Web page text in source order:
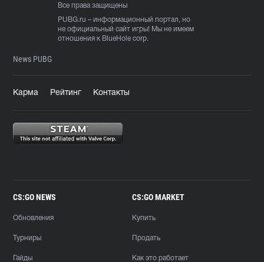
Все права защищены
PUBG.ru – информационный портал, но
не официальный сайт игры! Мы не имеем
отношения к BlueHole corp.
News PUBG
Карма Рейтинг Контакты
CS:GO NEWS
Обновления
Турниры
Гайды
CS:GO MARKET
Купить
Продать
Как это работает